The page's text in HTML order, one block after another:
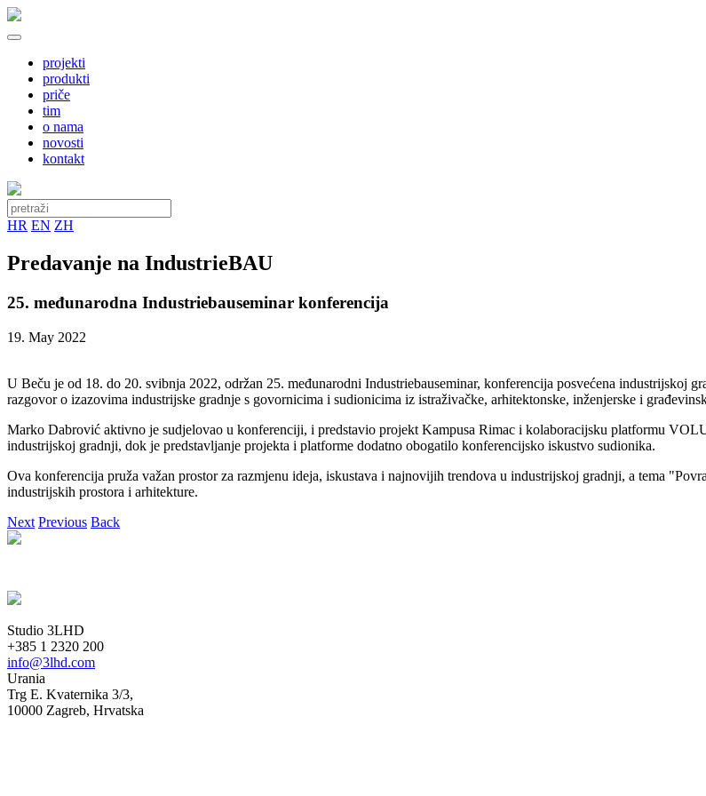
projekti
produkti
priče
tim
o nama
novosti
kontakt
HR EN ZH
Predavanje na IndustrieBAU
25. međunarodna Industriebauseminar konferencija
19. May 2022
U Beču je od 18. do 20. svibnja 2022, održan 25. međunarodni Industriebauseminar, konferencija posvećena industrijskoj
razgovor o izazovima industrijske gradnje s govornicima i sudionicima iz istraživačke, arhitektonske, inženjerske i
Marko Dabrović aktivno je sudjelovao u konferenciji, i predstavio projekt Kampusa Rimac i kolaboracijsku platformu
industrijskoj gradnji, dok je predstavljanje projekta i platforme dodatno obogatilo konferencijsko iskustvo sudionika.
Ova konferencija pruža važan prostor za razmjenu ideja, iskustava i najnovijih trendova u industrijskoj gradnji, a tema
industrijskih prostora i arhitekture.
Next Previous Back
Studio 3LHD
+385 1 2320 200
info@3lhd.com
Urania
Trg E. Kvaternika 3/3,
10000 Zagreb, Hrvatska